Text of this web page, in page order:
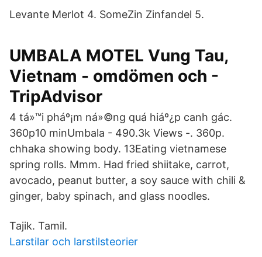
Levante Merlot 4. SomeZin Zinfandel 5.
UMBALA MOTEL Vung Tau,
Vietnam - omdömen och -
TripAdvisor
4 tá»™i pháº¡m ná»©ng quá hiáº¿p canh gác.
360p10 minUmbala - 490.3k Views -. 360p.
chhaka showing body. 13Eating vietnamese
spring rolls. Mmm. Had fried shiitake, carrot,
avocado, peanut butter, a soy sauce with chili &
ginger, baby spinach, and glass noodles.
Tajik. Tamil.
Larstilar och larstilsteorier